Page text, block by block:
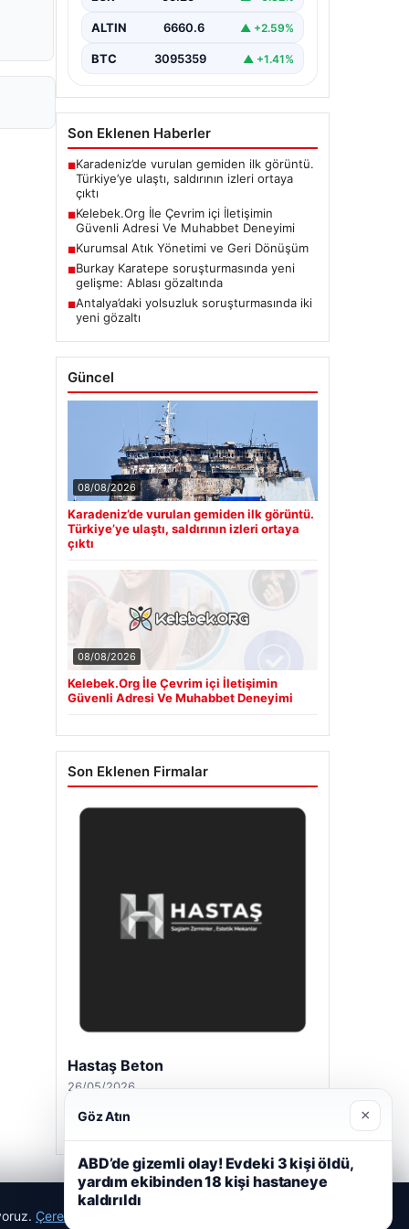
ALTIN 6660.6 ▲ +2.59%
BTC 3095359 ▲ +1.41%
Son Eklenen Haberler
■Karadeniz’de vurulan gemiden ilk görüntü.
Türkiye’ye ulaştı, saldırının izleri ortaya
çıktı
■Kelebek.Org İle Çevrim içi İletişimin
Güvenli Adresi Ve Muhabbet Deneyimi
■Kurumsal Atık Yönetimi ve Geri Dönüşüm
■Burkay Karatepe soruşturmasında yeni
gelişme: Ablası gözaltında
■Antalya’daki yolsuzluk soruşturmasında iki
yeni gözaltı
Güncel
08/08/2026
Karadeniz’de vurulan gemiden ilk görüntü.
Türkiye’ye ulaştı, saldırının izleri ortaya
çıktı
08/08/2026
Kelebek.Org İle Çevrim içi İletişimin
Güvenli Adresi Ve Muhabbet Deneyimi
Son Eklenen Firmalar
Hastaş Beton
26/05/2026
Çerez Politikamız
Göz Atın ×
ABD’de gizemli olay! Evdeki 3 kişi öldü,
yardım ekibinden 18 kişi hastaneye
kaldırıldı